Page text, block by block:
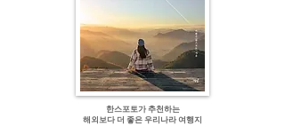
한스포토가 추천하는
해외보다 더 좋은 우리나라 여행지